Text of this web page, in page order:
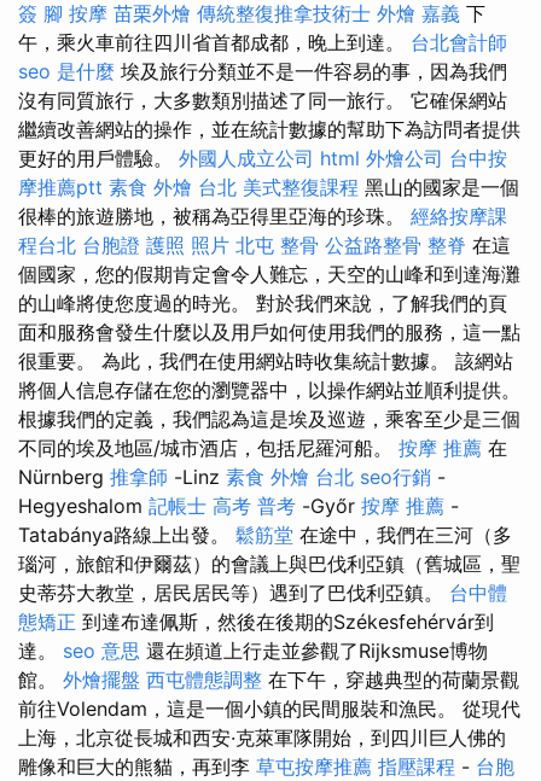
簽 腳 按摩 苗栗外燴 傳統整復推拿技術士 外燴 嘉義 下
午，乘火車前往四川省首都成都，晚上到達。 台北會計師
seo 是什麼 埃及旅行分類並不是一件容易的事，因為我們
沒有同質旅行，大多數類別描述了同一旅行。 它確保網站
繼續改善網站的操作，並在統計數據的幫助下為訪問者提供
更好的用戶體驗。 外國人成立公司 html 外燴公司 台中按
摩推薦ptt 素食 外燴 台北 美式整復課程 黑山的國家是一個
很棒的旅遊勝地，被稱為亞得里亞海的珍珠。 經絡按摩課
程台北 台胞證 護照 照片 北屯 整骨 公益路整骨 整脊 在這
個國家，您的假期肯定會令人難忘，天空的山峰和到達海灘
的山峰將使您度過的時光。 對於我們來說，了解我們的頁
面和服務會發生什麼以及用戶如何使用我們的服務，這一點
很重要。 為此，我們在使用網站時收集統計數據。 該網站
將個人信息存儲在您的瀏覽器中，以操作網站並順利提供。
根據我們的定義，我們認為這是埃及巡遊，乘客至少是三個
不同的埃及地區/城市酒店，包括尼羅河船。 按摩 推薦 在
Nürnberg 推拿師 -Linz 素食 外燴 台北 seo行銷 -
Hegyeshalom 記帳士 高考 普考 -Győr 按摩 推薦 -
Tatabánya路線上出發。 鬆筋堂 在途中，我們在三河（多
瑙河，旅館和伊爾茲）的會議上與巴伐利亞鎮（舊城區，聖
史蒂芬大教堂，居民居民等）遇到了巴伐利亞鎮。 台中體
態矯正 到達布達佩斯，然後在後期的Székesfehérvár到
達。 seo 意思 還在頻道上行走並參觀了Rijksmuse博物
館。 外燴擺盤 西屯體態調整 在下午，穿越典型的荷蘭景觀
前往Volendam，這是一個小鎮的民間服裝和漁民。 從現代
上海，北京從長城和西安·克萊軍隊開始，到四川巨人佛的
雕像和巨大的熊貓，再到李 草屯按摩推薦 指壓課程 - 台胞